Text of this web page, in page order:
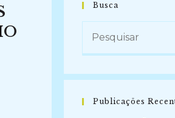
Busca
Publicações